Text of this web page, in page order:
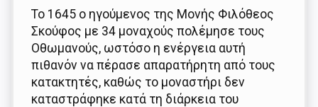
Το 1645 ο ηγούμενος της Μονής Φιλόθεος
Σκούφος με 34 μοναχούς πολέμησε τους
Οθωμανούς, ωστόσο η ενέργεια αυτή
πιθανόν να πέρασε απαρατήρητη από τους
κατακτητές, καθώς το μοναστήρι δεν
καταστράφηκε κατά τη διάρκεια του